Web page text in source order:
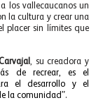
los vallecaucanos un
la cultura y crear una
placer sin límites que
, su creadora y
de recrear, es el
el desarrollo y el
la comunidad”.